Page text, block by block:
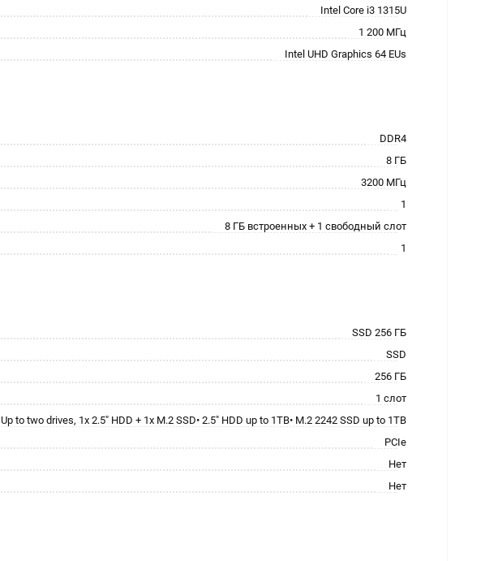
Intel Core i3 1315U
1 200 МГц
Intel UHD Graphics 64 EUs
DDR4
8 ГБ
3200 МГц
1
8 ГБ встроенных + 1 свободный слот
1
SSD 256 ГБ
SSD
256 ГБ
1 слот
Up to two drives, 1x 2.5" HDD + 1x M.2 SSD• 2.5" HDD up to 1TB• M.2 2242 SSD up to 1TB
PCIe
Нет
Нет